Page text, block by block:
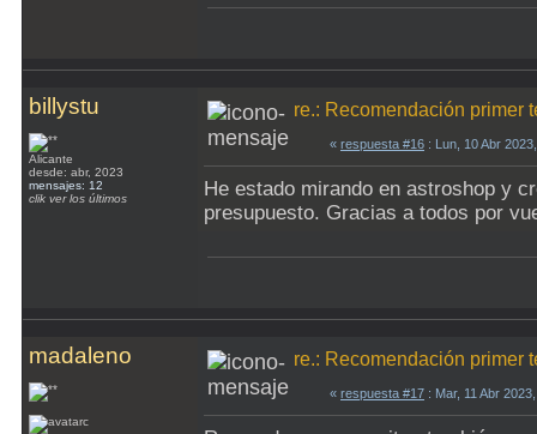
billystu
Alicante
desde: abr, 2023
mensajes: 12
clik ver los últimos
re.: Recomendación primer
« respuesta #16 : Lun, 10 Abr
He estado mirando en astroshop y
presupuesto. Gracias a todos por
madaleno re.: Recomendación primer
« respuesta #17 : Mar, 11 Abr